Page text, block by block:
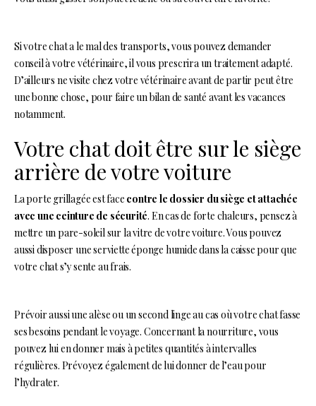
Si votre chat a le mal des transports, vous pouvez demander
conseil à votre vétérinaire, il vous prescrira un traitement adapté.
D’ailleurs ne visite chez votre vétérinaire avant de partir peut être
une bonne chose, pour faire un bilan de santé avant les vacances
notamment.
Votre chat doit être sur le siège
arrière de votre voiture
La porte grillagée est face contre le dossier du siège et attachée
avec une ceinture de sécurité. En cas de forte chaleurs, pensez à
mettre un pare-soleil sur la vitre de votre voiture. Vous pouvez
aussi disposer une serviette éponge humide dans la caisse pour que
votre chat s’y sente au frais.
Prévoir aussi une alèse ou un second linge au cas où votre chat fasse
ses besoins pendant le voyage. Concernant la nourriture, vous
pouvez lui en donner mais à petites quantités à intervalles
régulières. Prévoyez également de lui donner de l’eau pour
l’hydrater.